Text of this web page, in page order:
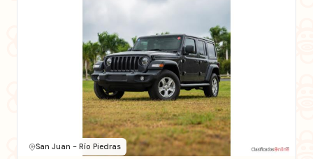
San Juan - Río Piedras